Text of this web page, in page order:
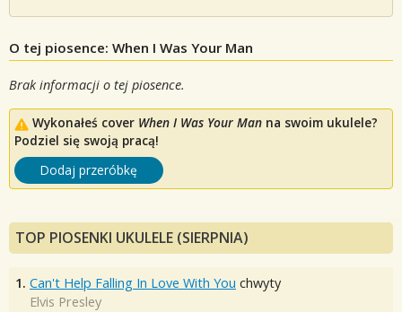
O tej piosence: When I Was Your Man
Brak informacji o tej piosence.
Wykonałeś cover When I Was Your Man na swoim ukulele?
Podziel się swoją pracą!
Dodaj przeróbkę
TOP PIOSENKI UKULELE (SIERPNIA)
1. Can't Help Falling In Love With You chwyty
Elvis Presley